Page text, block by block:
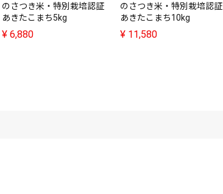
のさつき米・特別栽培認証
あきたこまち5kg
¥ 6,880
のさつき米・特別栽培認証
あきたこまち10kg
¥ 11,580